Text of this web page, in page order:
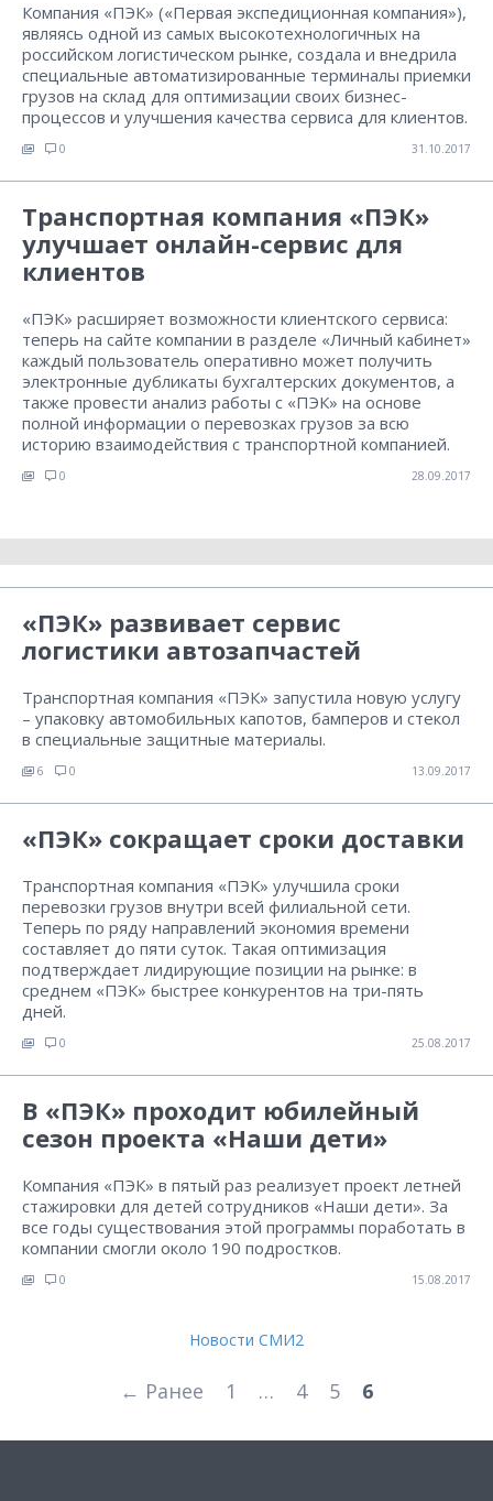
Компания «ПЭК» («Первая экспедиционная компания»),
являясь одной из самых высокотехнологичных на
российском логистическом рынке, создала и внедрила
специальные автоматизированные терминалы приемки
грузов на склад для оптимизации своих бизнес-
процессов и улучшения качества сервиса для клиентов.
0 31.10.2017
Транспортная компания «ПЭК»
улучшает онлайн-сервис для
клиентов
«ПЭК» расширяет возможности клиентского сервиса:
теперь на сайте компании в разделе «Личный кабинет»
каждый пользователь оперативно может получить
электронные дубликаты бухгалтерских документов, а
также провести анализ работы с «ПЭК» на основе
полной информации о перевозках грузов за всю
историю взаимодействия с транспортной компанией.
0 28.09.2017
«ПЭК» развивает сервис
логистики автозапчастей
Транспортная компания «ПЭК» запустила новую услугу
– упаковку автомобильных капотов, бамперов и стекол
в специальные защитные материалы.
6 0 13.09.2017
«ПЭК» сокращает сроки доставки
Транспортная компания «ПЭК» улучшила сроки
перевозки грузов внутри всей филиальной сети.
Теперь по ряду направлений экономия времени
составляет до пяти суток. Такая оптимизация
подтверждает лидирующие позиции на рынке: в
среднем «ПЭК» быстрее конкурентов на три-пять
дней.
0 25.08.2017
В «ПЭК» проходит юбилейный
сезон проекта «Наши дети»
Компания «ПЭК» в пятый раз реализует проект летней
стажировки для детей сотрудников «Наши дети». За
все годы существования этой программы поработать в
компании смогли около 190 подростков.
0 15.08.2017
Новости СМИ2
← Ранее 1 … 4 5 6